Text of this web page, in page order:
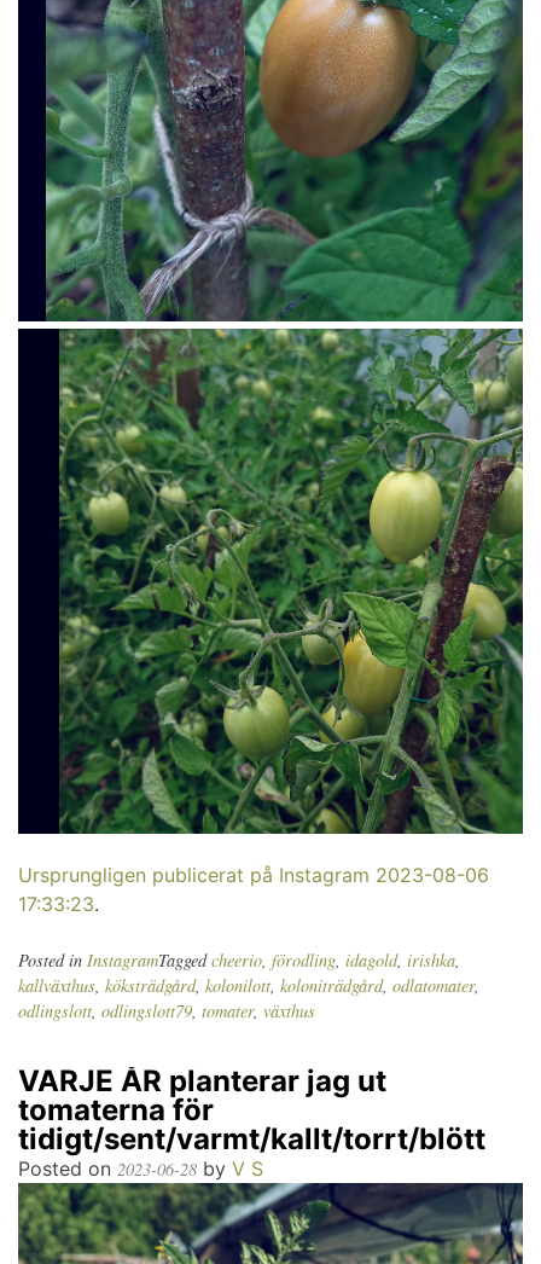
Ursprungligen publicerat på Instagram 2023-08-06
17:33:23.
Posted in InstagramTaggedcheerio, förodling, idagold, irishka,
kallväxthus, köksträdgård, kolonilott, koloniträdgård, odlatomater,
odlingslott, odlingslott79, tomater, växthus
VARJE ÅR planterar jag ut
tomaterna för
tidigt/sent/varmt/kallt/torrt/blött
Posted on 2023-06-28 by V S